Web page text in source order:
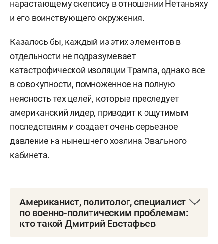
нарастающему скепсису в отношении Нетаньяху
и его воинствующего окружения.
Казалось бы, каждый из этих элементов в
отдельности не подразумевает
катастрофической изоляции Трампа, однако все
в совокупности, помноженное на полную
неясность тех целей, которые преследует
американский лидер, приводит к ощутимым
последствиям и создает очень серьезное
давление на нынешнего хозяина Овального
кабинета.
Американист, политолог, специалист
по военно-политическим проблемам:
кто такой Дмитрий Евстафьев